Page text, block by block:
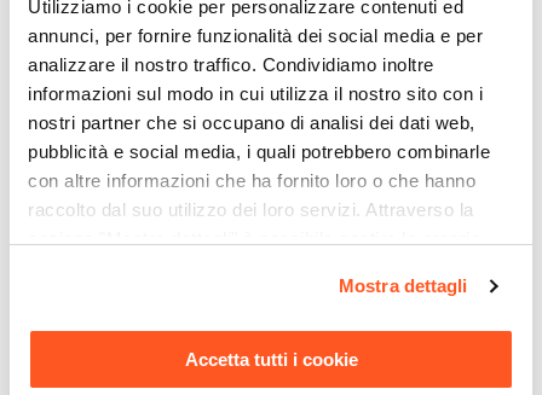
Utilizziamo i cookie per personalizzare contenuti ed
annunci, per fornire funzionalità dei social media e per
analizzare il nostro traffico. Condividiamo inoltre
informazioni sul modo in cui utilizza il nostro sito con i
nostri partner che si occupano di analisi dei dati web,
pubblicità e social media, i quali potrebbero combinarle
con altre informazioni che ha fornito loro o che hanno
raccolto dal suo utilizzo dei loro servizi. Attraverso la
momento. Per maggiori informazioni si invita a leggere la
Mostra dettagli
Accetta tutti i cookie
Si
Impilabile
Si
Si
gambe in metallo nero -
Maxi poltrona in tessuto
gambe in metallo nero -
Orizo